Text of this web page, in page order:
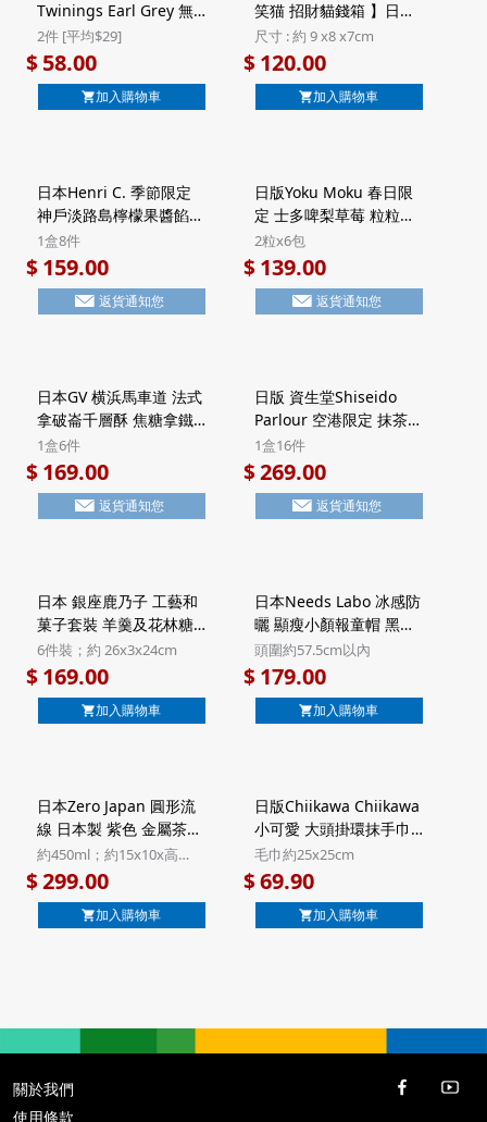
Twinings Earl Grey 無
咖啡因博士茶】日版
Twinings Rooibos Earl
Grey 柑橘伯爵茶 無咖啡
因 博士茶 茶包 10包
2件 [平均$29]
$58.00
加入購物車
笑猫 招財貓錢箱 】日本
招福招財 工藝製造 縁起
文字丸猫 笑字 招財貓錢
箱
尺寸 : 約 9 x8 x7cm
$120.00
加入購物車
日本Henri C. 季節限定
神戶淡路島檸檬果醬餡餅
法式Financier費南雪蛋
糕 禮盒 (1盒8件)【市集
世界 - 日本市集】
1盒8件
$159.00
返貨通知您
日版Yoku Moku 春日限
定 士多啤梨草莓 粒粒方
塊酥餅 禮盒 (2粒x6包)
【市集世界 - 日本市集】
2粒x6包
$139.00
返貨通知您
日本GV 横浜馬車道 法式
拿破崙千層酥 焦糖拿鐵
Latte 頂級法國Valrhona
朱古力 Millefeuille酥餅
禮盒 Halal清真食品 (1盒
6件)【市集世界 - 日本市
1盒6件
$169.00
返貨通知您
日版 資生堂Shiseido
Parlour 空港限定 抹茶朱
古力 黑糖忌廉夾心 7層威
化酥餅 豪華鐵罐禮盒 (1
盒16件)【市集世界 - 日
本市集】
1盒16件
$269.00
返貨通知您
日本 銀座鹿乃子 工藝和
菓子套裝 羊羹及花林糖
禮盒 6件裝 (103)【市集
世界 - 日本市集】
6件裝；約 26x3x24cm
$169.00
加入購物車
日本Needs Labo 冰感防
曬 顯瘦小顏報童帽 黑色
戶外抗UV UPF50+ 可摺
疊 太陽帽 連防風繩 (939)
【市集世界 - 日本市集】
頭圍約57.5cm以內
$179.00
加入購物車
日本Zero Japan 圓形流
線 日本製 紫色 金屬茶隔
瓷茶壺 450ml【市集世
界 - 日本市集】
約450ml；約15x10x高
10cm
$299.00
加入購物車
日版Chiikawa Chiikawa
小可愛 大頭掛環抹手巾
粉紅色 微纖維毛巾手帕
(574)【市集世界 - 日本
市集】
毛巾約25x25cm
$69.90
加入購物車
關於我們
使用條款